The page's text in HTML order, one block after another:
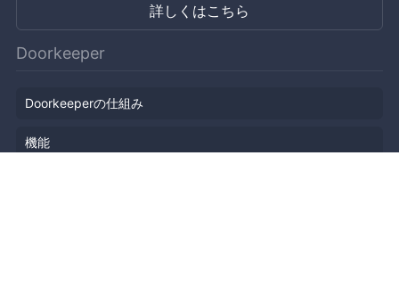
詳しくはこちら
Doorkeeper
Doorkeeperの仕組み
機能